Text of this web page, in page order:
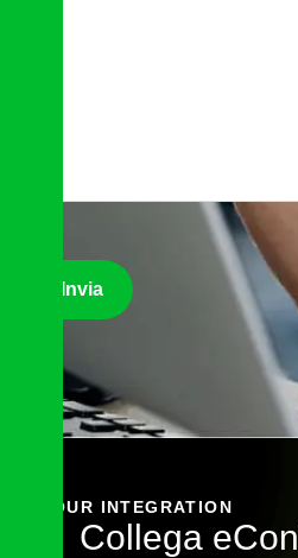
OUR INTEGRATION
Collega eCon